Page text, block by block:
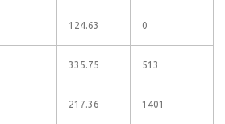
124.63 0
335.75 513
217.36 1401